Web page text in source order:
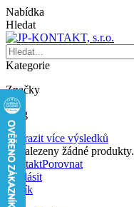
Nabídka
Hledat
Kategorie
Značky
Blog
Zobrazit více výsledků
Nenalezeny žádné produkty.
KontaktPorovnat
Přihlásit
Košík